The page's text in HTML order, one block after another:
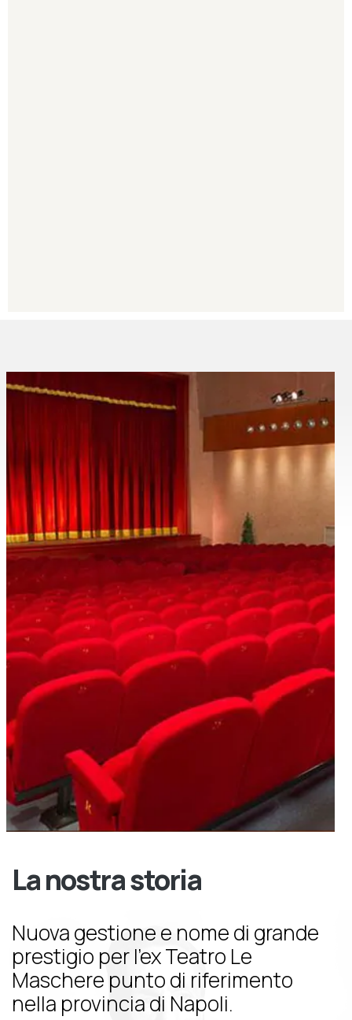
La nostra storia
Nuova gestione e nome di grande
prestigio per l’ex Teatro Le
Maschere punto di riferimento
nella provincia di Napoli.